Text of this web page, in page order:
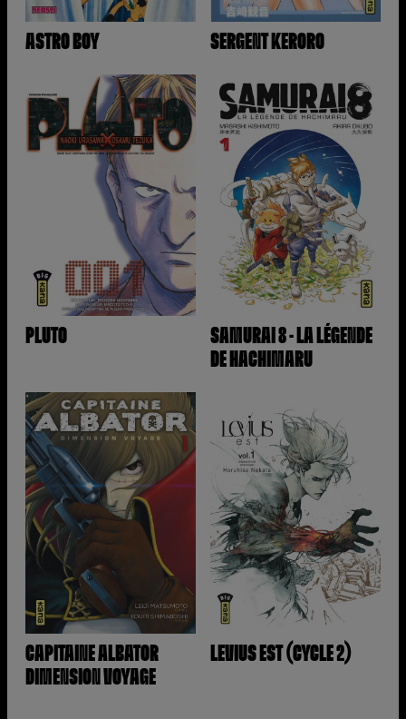
ASTRO BOY SERGENT KERORO
PLUTO
SAMURAI 8 - LA LÉGENDE
DE HACHIMARU
CAPITAINE ALBATOR
DIMENSION VOYAGE
LEVIUS EST (CYCLE 2)